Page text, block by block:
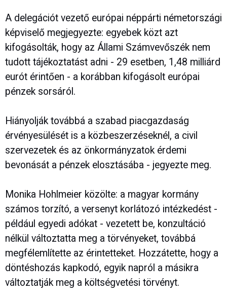
A delegációt vezető európai néppárti németországi
képviselő megjegyezte: egyebek közt azt
kifogásolták, hogy az Állami Számvevőszék nem
tudott tájékoztatást adni - 29 esetben, 1,48 milliárd
eurót érintően - a korábban kifogásolt európai
pénzek sorsáról.
Hiányolják továbbá a szabad piacgazdaság
érvényesülését is a közbeszerzéseknél, a civil
szervezetek és az önkormányzatok érdemi
bevonását a pénzek elosztásába - jegyezte meg.
Monika Hohlmeier közölte: a magyar kormány
számos torzító, a versenyt korlátozó intézkedést -
például egyedi adókat - vezetett be, konzultáció
nélkül változtatta meg a törvényeket, továbbá
megfélemlítette az érintetteket. Hozzátette, hogy a
döntéshozás kapkodó, egyik napról a másikra
változtatják meg a költségvetési törvényt.